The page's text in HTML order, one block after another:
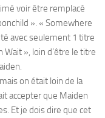
voir être remplacé
». « Somewhere
avec seulement 1 titre
Wait », loin d’être le titre
on était loin de la
accepter que Maiden
Et je dois dire que cet